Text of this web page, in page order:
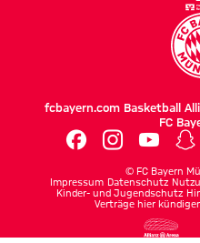
fcbayern.com Basketball
FC
© FC Bayern
Impressum Datenschutz
Kinder- und Jugendschutz
Verträge hier